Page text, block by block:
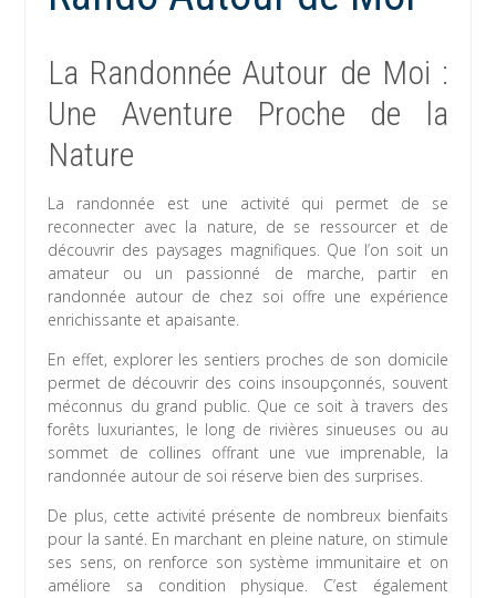
La Randonnée Autour de Moi :
Une Aventure Proche de la
Nature
La randonnée est une activité qui permet de se
reconnecter avec la nature, de se ressourcer et de
découvrir des paysages magnifiques. Que l’on soit un
amateur ou un passionné de marche, partir en
randonnée autour de chez soi offre une expérience
enrichissante et apaisante.
En effet, explorer les sentiers proches de son domicile
permet de découvrir des coins insoupçonnés, souvent
méconnus du grand public. Que ce soit à travers des
forêts luxuriantes, le long de rivières sinueuses ou au
sommet de collines offrant une vue imprenable, la
randonnée autour de soi réserve bien des surprises.
De plus, cette activité présente de nombreux bienfaits
pour la santé. En marchant en pleine nature, on stimule
ses sens, on renforce son système immunitaire et on
améliore sa condition physique. C’est également